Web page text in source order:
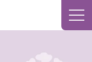
メ